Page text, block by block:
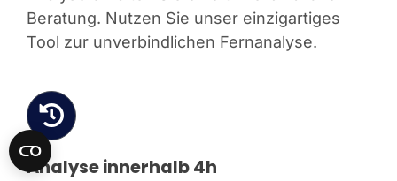
Beratung. Nutzen Sie unser einzigartiges
Tool zur unverbindlichen Fernanalyse.
Analyse innerhalb 4h